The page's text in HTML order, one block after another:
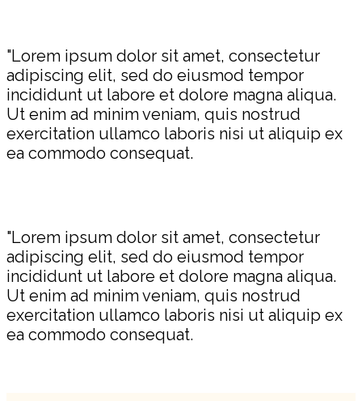
"Lorem ipsum dolor sit amet, consectetur
adipiscing elit, sed do eiusmod tempor
incididunt ut labore et dolore magna aliqua.
Ut enim ad minim veniam, quis nostrud
exercitation ullamco laboris nisi ut aliquip ex
ea commodo consequat.
"Lorem ipsum dolor sit amet, consectetur
adipiscing elit, sed do eiusmod tempor
incididunt ut labore et dolore magna aliqua.
Ut enim ad minim veniam, quis nostrud
exercitation ullamco laboris nisi ut aliquip ex
ea commodo consequat.